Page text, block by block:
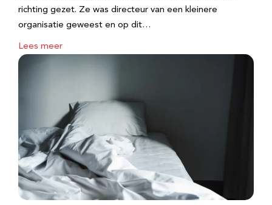
richting gezet. Ze was directeur van een kleinere
organisatie geweest en op dit…
Lees meer